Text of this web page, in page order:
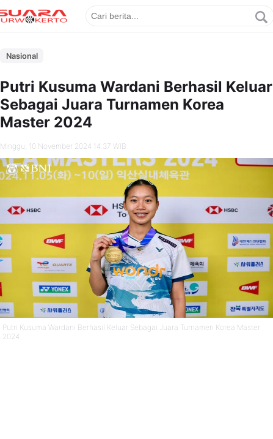
Nasional
Putri Kusuma Wardani Berhasil Keluar
Sebagai Juara Turnamen Korea
Master 2024
Minggu, 10 November 2024 14.37 WIB
Putri Kusuma Wardani Berhasil Keluar Sebagai Juara Turnamen Korea Master
2024